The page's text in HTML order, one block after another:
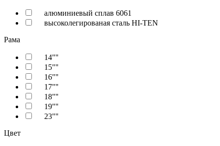
алюминиевый сплав 6061
высоколегированая сталь HI-TEN
Рама
14"''
15"''
16"''
17"''
18"''
19"''
23"''
Цвет